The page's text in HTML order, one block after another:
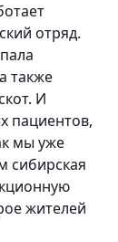
отряд.
также
И
пациентов,
мы уже
сибирская
жителей